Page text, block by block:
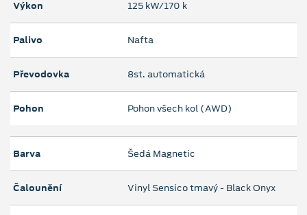
Výkon 125 kW/170 k
Palivo Nafta
Převodovka 8st. automatická
Pohon Pohon všech kol (AWD)
Barva Šedá Magnetic
Čalounění Vinyl Sensico tmavý - Black Onyx